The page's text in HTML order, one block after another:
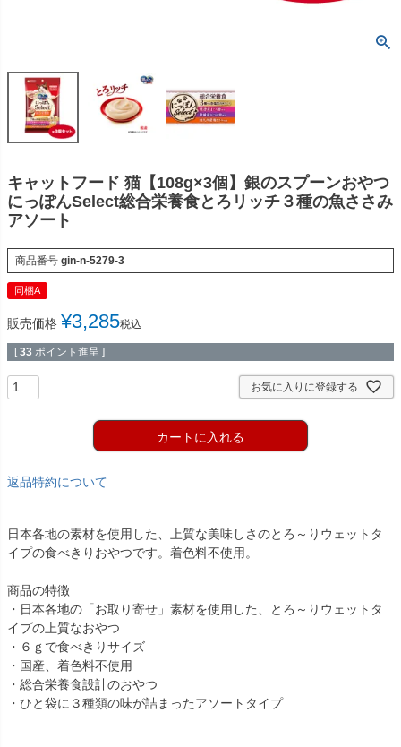
キャットフード 猫【108g×3個】銀のスプーンおやつ
にっぽんSelect総合栄養食とろリッチ３種の魚ささみ
アソート
商品番号 gin-n-5279-3
同梱A
販売価格 ¥3,285税込
[ 33 ポイント進呈 ]
お気に入りに登録する
カートに入れる
返品特約について
日本各地の素材を使用した、上質な美味しさのとろ～りウェットタ
イプの食べきりおやつです。着色料不使用。
商品の特徴
・日本各地の「お取り寄せ」素材を使用した、とろ～りウェットタ
イプの上質なおやつ
・６ｇで食べきりサイズ
・国産、着色料不使用
・総合栄養食設計のおやつ
・ひと袋に３種類の味が詰まったアソートタイプ